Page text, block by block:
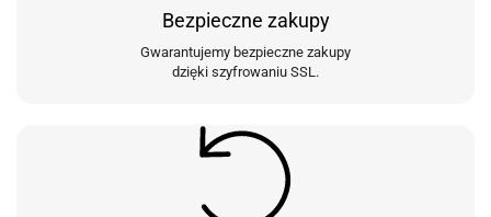
Bezpieczne zakupy
Gwarantujemy bezpieczne zakupy
dzięki szyfrowaniu SSL.